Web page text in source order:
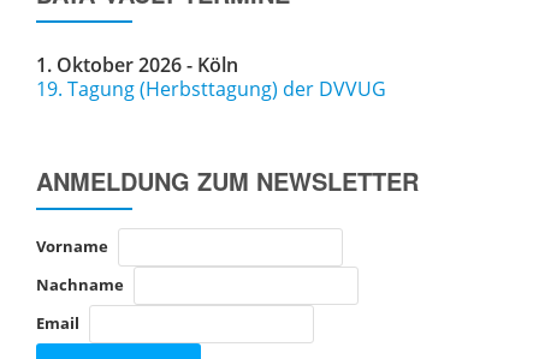
1. Oktober 2026 - Köln
19. Tagung (Herbsttagung) der DVVUG
ANMELDUNG ZUM NEWSLETTER
Vorname
Nachname
Email